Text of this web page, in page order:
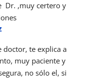
Dr. ,muy certero y
doctor, te explica a
muy paciente y
no sólo el, si